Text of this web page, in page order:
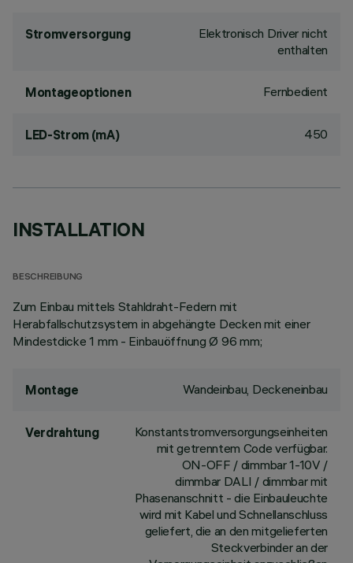
Stromversorgung
Elektronisch Driver nicht
enthalten
Montageoptionen Fernbedient
LED-Strom (mA) 450
INSTALLATION
BESCHREIBUNG
Zum Einbau mittels Stahldraht-Federn mit
Herabfallschutzsystem in abgehängte Decken mit einer
Mindestdicke 1 mm - Einbauöffnung Ø 96 mm;
Montage Wandeinbau, Deckeneinbau
Verdrahtung
Konstantstromversorgungseinheiten
mit getrenntem Code verfügbar.
ON-OFF / dimmbar 1-10V /
dimmbar DALI / dimmbar mit
Phasenanschnitt - die Einbauleuchte
wird mit Kabel und Schnellanschluss
geliefert, die an den mitgelieferten
Steckverbinder an der